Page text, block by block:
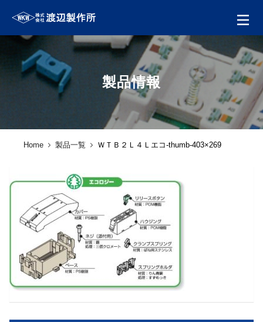
製品情報
Home 製品一覧 ＷＴＢ２Ｌ４Ｌエコ-thumb-403×269